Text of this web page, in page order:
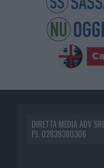
DIRETTA MEDIA ADV SRL
P.I. 02839380306